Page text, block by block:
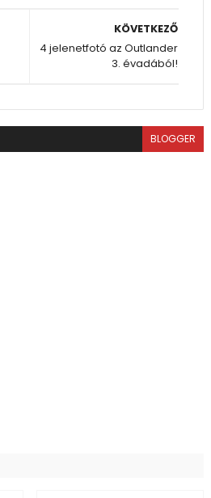
KÖVETKEZŐ
4 jelenetfotó az Outlander
3. évadából!
BLOGGER